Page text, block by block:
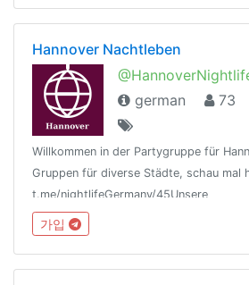
Hannover Nachtleben
german
73
Willkommen in der Partygruppe für
Gruppen für diverse Städte, schau mal
t.me/nightlifeGermany/45Unsere
Regeln:t.me/nightlifeGermany/44Offtopic
Gruppe:https://t.me/
가입